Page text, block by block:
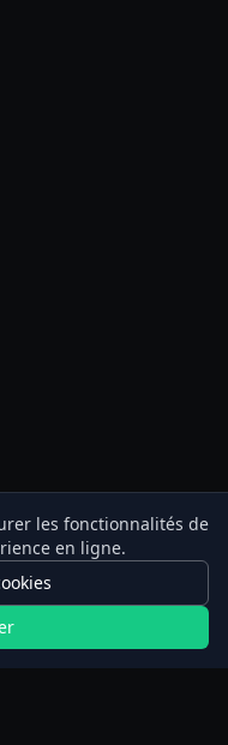
les fonctionnalités de
en ligne.